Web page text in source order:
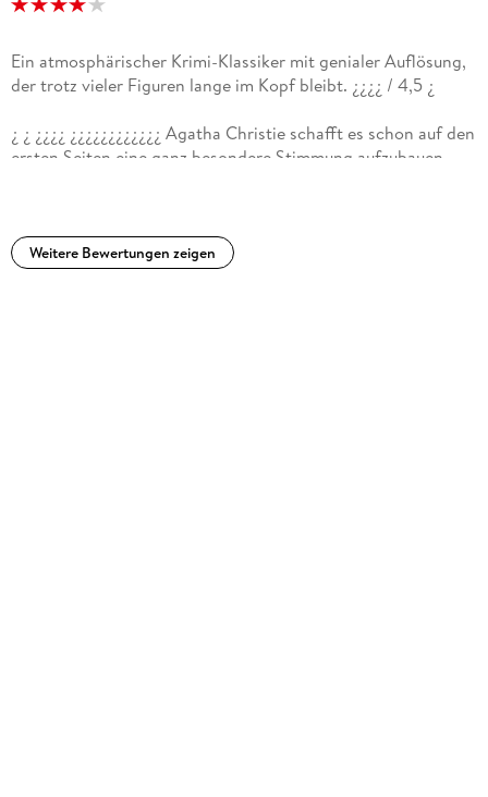
Ein atmosphärischer Krimi-Klassiker mit genialer Auflösung,
der trotz vieler Figuren lange im Kopf bleibt. ¿¿¿¿ / 4,5 ¿
¿ ¿ ¿¿¿¿ ¿¿¿¿¿¿¿¿¿¿¿¿ Agatha Christie schafft es schon auf den
ersten Seiten eine ganz besondere Stimmung aufzubauen.
genau das ist typisch Agatha Christie. Es wirkt aber niemand
zufällig in der Geschichte, jede Figur scheint etwas
Weitere Bewertungen zeigen